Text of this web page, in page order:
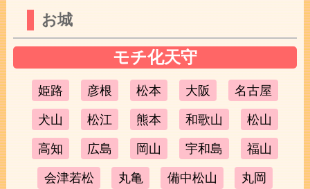
お城
モチ化天守
姫路 彦根 松本 大阪 名古屋
犬山 松江 熊本 和歌山 松山
高知 広島 岡山 宇和島 福山
会津若松 丸亀 備中松山 丸岡